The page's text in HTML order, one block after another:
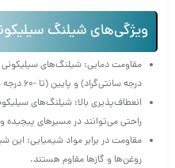
ویژگی‌های شیلنگ سیلیکونی 50 در
درجه سانتی‌گراد) و پایین (تا -60 درجه سانتی‌گراد) به خوبی عمل کنند.
انعطاف‌پذیری بالا: شیلنگ‌های
راحتی می‌توانند در مسیرهای پیچیده
مقاومت در برابر مواد شیمیایی: این
روغن‌ها و گازها مقاوم هستند.